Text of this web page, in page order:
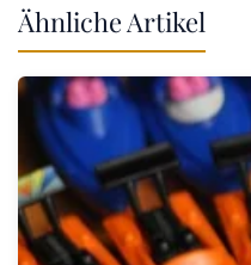
Ähnliche Artikel